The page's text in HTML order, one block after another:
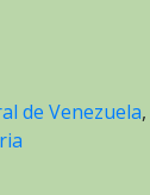
de Venezuela,